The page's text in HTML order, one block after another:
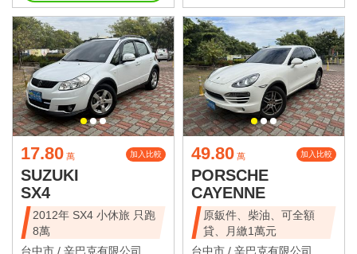
17.80 萬 加入比較
SUZUKI
SX4
2012年 SX4 小休旅 只跑
8萬
台中市 / 辛巴克有限公司
49.80 萬 加入比較
PORSCHE
CAYENNE
原鈑件、柴油、可全額
貸、月繳1萬元
台中市 / 辛巴克有限公司